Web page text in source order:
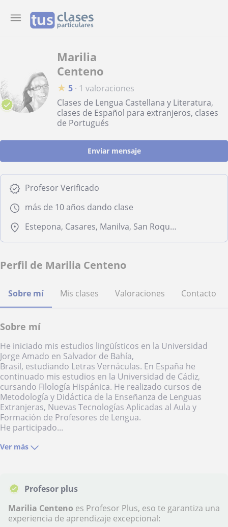
Marilia
Centeno
★ 5 · 1 valoraciones
Clases de Lengua Castellana y Literatura,
clases de Español para extranjeros, clases
de Portugués
Enviar mensaje
Profesor Verificado
más de 10 años dando clase
Estepona, Casares, Manilva, San Roque, La Línea de la Concepción
Perfil de Marilia Centeno
Sobre mí Mis clases Valoraciones Contacto
Sobre mí
He iniciado mis estudios lingüísticos en la Universidad
Jorge Amado en Salvador de Bahía,
Brasil, estudiando Letras Vernáculas. En España he
continuado mis estudios en la Universidad de Cádiz,
cursando Filología Hispánica. He realizado cursos de
Metodología y Didáctica de la Enseñanza de Lenguas
Extranjeras, Nuevas Tecnologías Aplicadas al Aula y
Formación de Profesores de Lengua.
He participado...
Ver más
Profesor plus
Marilia Centeno es Profesor Plus, eso te garantiza una
experiencia de aprendizaje excepcional: